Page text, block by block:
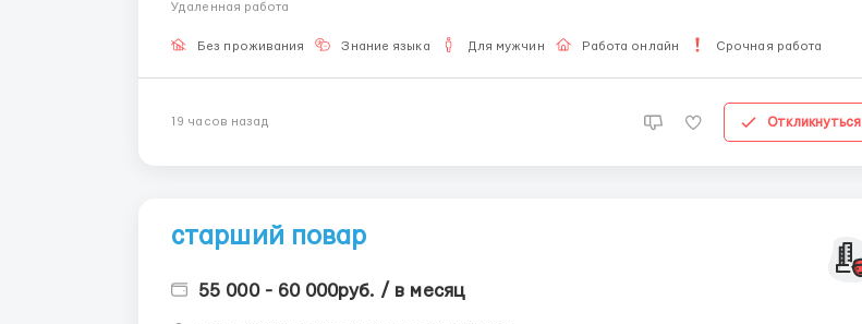
Удаленная работа
Без проживания Знание языка Для мужчин Работа онлайн Срочная работа
19 часов назад Откликнуться
старший повар
55 000 - 60 000руб. / в месяц